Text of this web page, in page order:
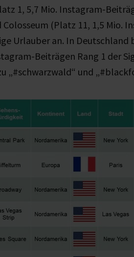
1, 5,7 Mio. Instagram-
Colosseum (Platz 11, 1,5
Urlauber an. In
Beiträgen Rang 1 der
„#schwarzwald“ und